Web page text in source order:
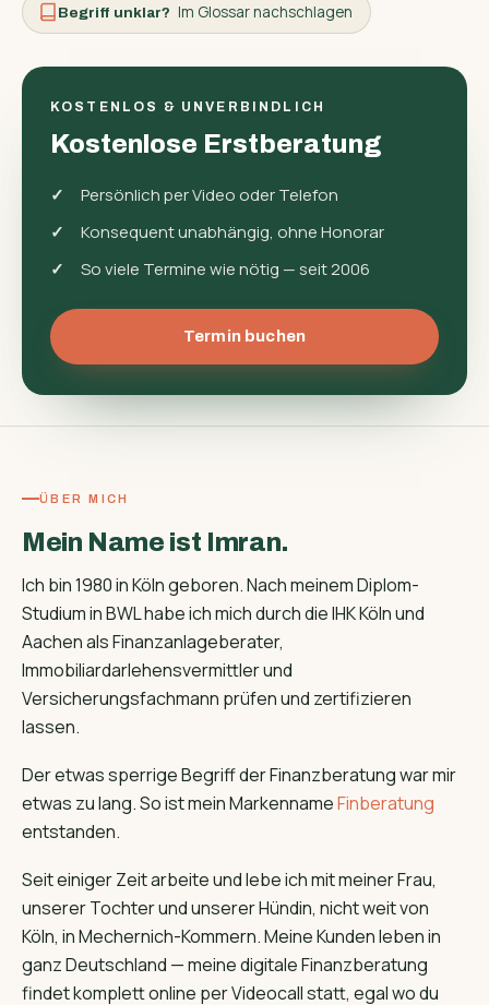
Begriff unklar? Im Glossar nachschlagen
KOSTENLOS & UNVERBINDLICH
Kostenlose Erst­beratung
Persönlich per Video oder Telefon
Konsequent unabhängig, ohne Honorar
So viele Termine wie nötig — seit 2006
Termin buchen
ÜBER MICH
Mein Name ist Imran.
Ich bin 1980 in Köln geboren. Nach meinem Diplom-
Studium in BWL habe ich mich durch die IHK Köln und
Aachen als Finanzanlageberater,
Immobiliardarlehensvermittler und
Versicherungsfachmann prüfen und zertifizieren
lassen.
Der etwas sperrige Begriff der Finanzberatung war mir
etwas zu lang. So ist mein MarkennameFinberatung
entstanden.
Seit einiger Zeit arbeite und lebe ich mit meiner Frau,
unserer Tochter und unserer Hündin, nicht weit von
Köln, in Mechernich-Kommern. Meine Kunden leben in
ganz Deutschland — meine digitale Finanzberatung
findet komplett online per Videocall statt, egal wo du